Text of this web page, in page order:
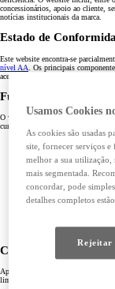
concessionários, apoio ao cliente,
notícias institucionais da marca.
Estado de
Este website encontra-se
nível AA . Os principais
acessibilidade, incluindo
Funcionalidades de
O website está estruturado para
cumpridos pelo website, destacam-
Critério WCAG “2.1.1 –
teclado.
Critério WCAG “2.4.6 –
forma consistente em
Critério WCAG “2.4.7 –
foco durante a navegação
Critério WCAG “3.1.1 –
definido.
Critério WCAG “3.3.2 –
Conteúdo Não
Apesar dos nossos esforços
limitações que se encontram
Usamos Cookies
As cookies são usadas
site, fornecer serviços e
melhor a sua
mais segmentada.
concordar, pode
detalhes completos
Rejeitar